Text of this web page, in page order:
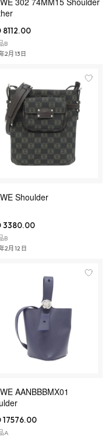
8112.00
B
2月13日
Shoulder
3380.00
B
2月12日
AANBBBMX01
17576.00
A